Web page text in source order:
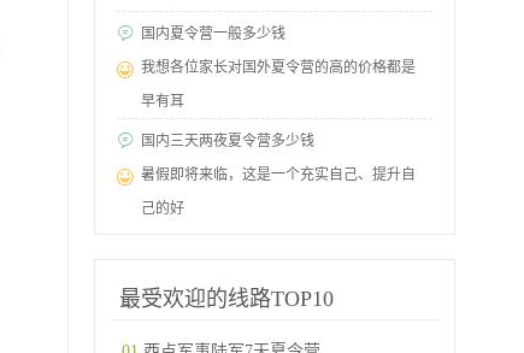
国内夏令营一般多少钱
我想各位家长对国外夏令营的高的价格都是
早有耳
国内三天两夜夏令营多少钱
暑假即将来临，这是一个充实自己、提升自
己的好
最受欢迎的线路TOP10